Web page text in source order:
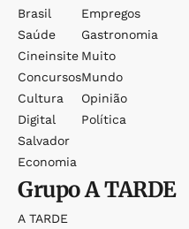
Brasil
Saúde
Cineinsite
Concursos
Cultura
Digital
Salvador
Economia
Empregos
Gastronomia
Muito
Mundo
Opinião
Política
GrupoA TARDE
A TARDE